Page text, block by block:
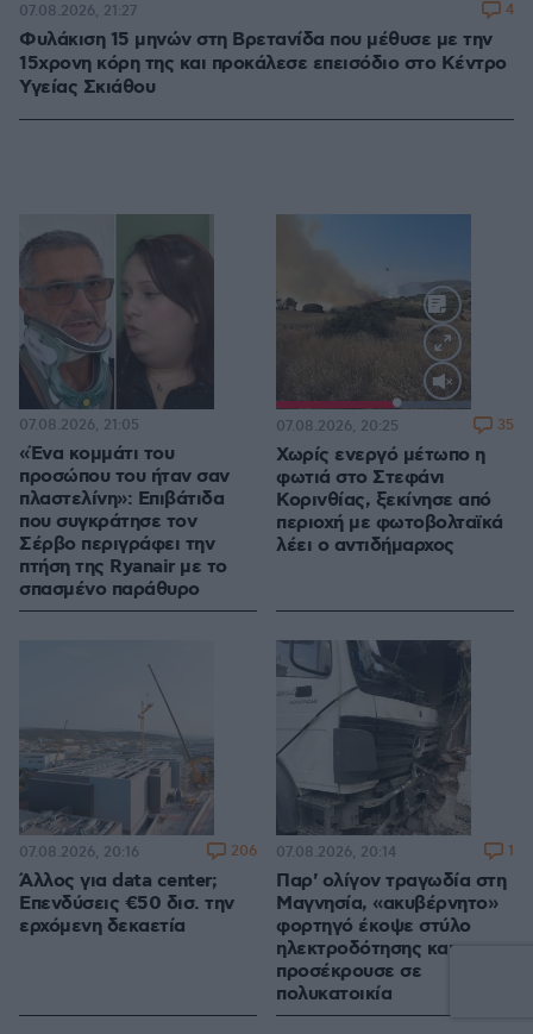
Φυλάκιση 15 μηνών στη Βρετανίδα που μέθυσε με την
15χρονη κόρη της και προκάλεσε επεισόδιο στο Κέντρο
Υγείας Σκιάθου
07.08.2026, 21:27 4
«Ένα κομμάτι του
προσώπου του ήταν σαν
πλαστελίνη»: Επιβάτιδα
που συγκράτησε τον
Σέρβο περιγράφει την
πτήση της Ryanair με το
σπασμένο παράθυρο
07.08.2026, 21:05
Loaded :
100.00%
Χωρίς ενεργό μέτωπο η
φωτιά στο Στεφάνι
Κορινθίας, ξεκίνησε από
περιοχή με φωτοβολταϊκά
λέει ο αντιδήμαρχος
07.08.2026, 20:25 35
Άλλος για data center;
Επενδύσεις €50 δισ. την
ερχόμενη δεκαετία
07.08.2026, 20:16 206
Παρ' ολίγον τραγωδία στη
Μαγνησία, «ακυβέρνητο»
φορτηγό έκοψε στύλο
ηλεκτροδότησης και
προσέκρουσε σε
πολυκατοικία
07.08.2026, 20:14 1